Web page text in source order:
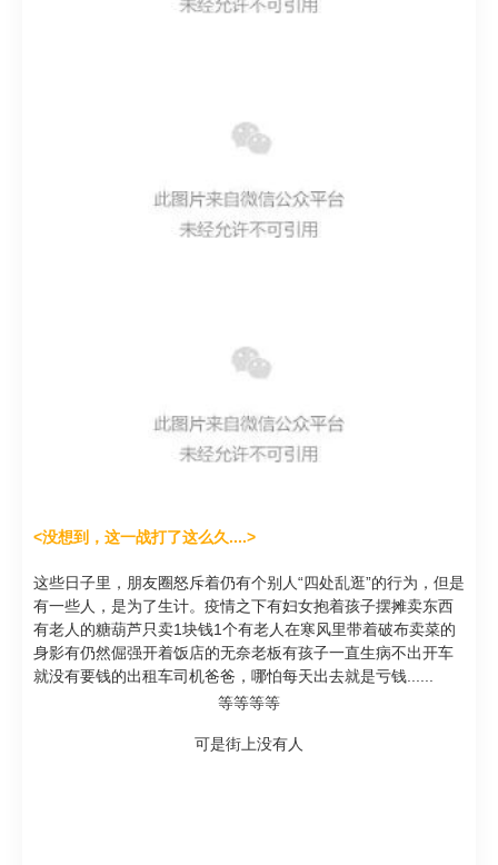
<没想到，这一战打了这么久....>
这些日子里，朋友圈怒斥着仍有个别人“四处乱逛”的行为，但是
有一些人，是为了生计。疫情之下有妇女抱着孩子摆摊卖东西
有老人的糖葫芦只卖1块钱1个有老人在寒风里带着破布卖菜的
身影有仍然倔强开着饭店的无奈老板有孩子一直生病不出开车
就没有要钱的出租车司机爸爸，哪怕每天出去就是亏钱
等等等等
可是街上没有人